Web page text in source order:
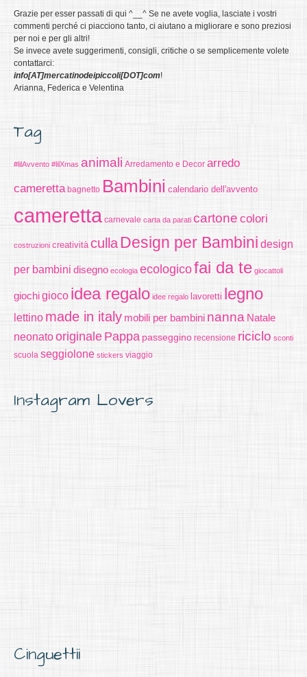
Grazie per esser passati di qui ^__^ Se ne avete voglia, lasciate i vostri
commenti perché ci piacciono tanto, ci aiutano a migliorare e sono preziosi
per noi e per gli altri!
Se invece avete suggerimenti, consigli, critiche o se semplicemente volete
contattarci:
info[AT]mercatinodeipiccoli[DOT]com!
Arianna, Federica e Velentina
Tag
#lilAvvento #lilXmas animali Arredamento e Decor arredo
cameretta bagnetto Bambini calendario dell'avvento
cameretta carnevale carta da parati cartone colori
costruzioni creatività cullaDesign per Bambini design
per bambini disegno ecologia ecologicofai da te giocattoli
giochigioco idea regalo idee regalo lavoretti legno
lettino made in italy mobili per bambini nanna Natale
neonatooriginale Pappa passeggino recensione riciclo sconti
scuola seggiolone stickers viaggio
Instagram Lovers
Cinguettii